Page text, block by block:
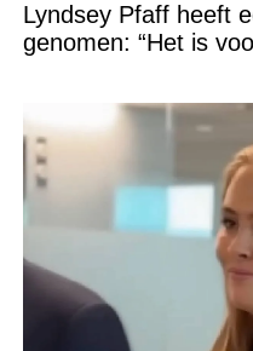
Lyndsey Pfaff heeft
genomen: “Het is